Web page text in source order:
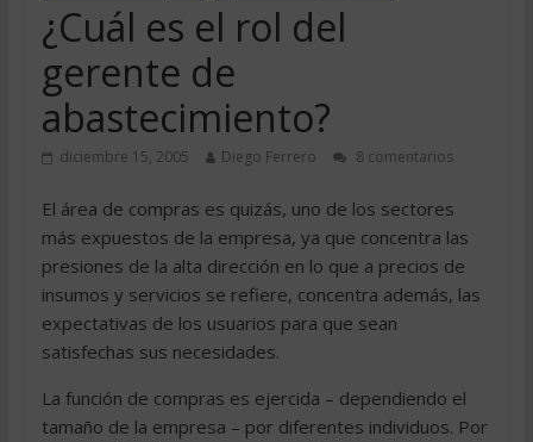
¿Cuál es el rol del
gerente de
abastecimiento?
diciembre 15, 2005 Diego Ferrero 8 comentarios
El área de compras es quizás, uno de los sectores
más expuestos de la empresa, ya que concentra las
presiones de la alta dirección en lo que a precios de
insumos y servicios se refiere, concentra además, las
expectativas de los usuarios para que sean
satisfechas sus necesidades.
La función de compras es ejercida – dependiendo el
tamaño de la empresa – por diferentes individuos. Por